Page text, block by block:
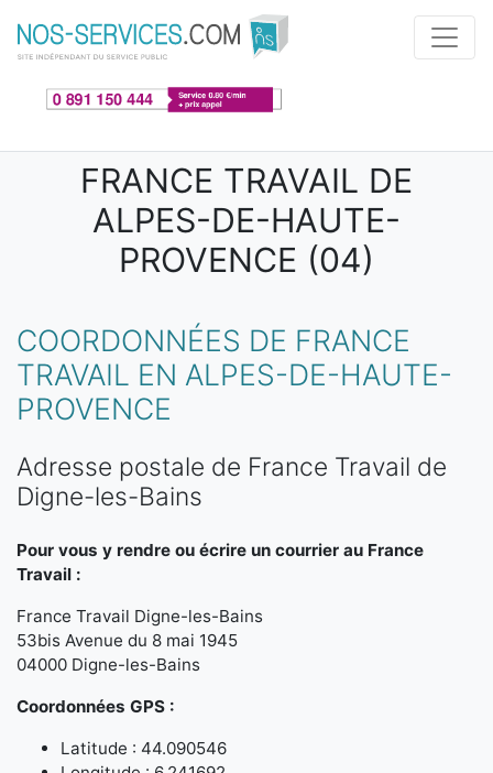
Aller au contenu principal
FRANCE TRAVAIL DE
ALPES-DE-HAUTE-
PROVENCE (04)
COORDONNÉES DE FRANCE
TRAVAIL EN ALPES-DE-HAUTE-
PROVENCE
Adresse postale de France Travail de
Digne-les-Bains
Pour vous y rendre ou écrire un courrier au France
Travail :
France Travail Digne-les-Bains
53bis Avenue du 8 mai 1945
04000 Digne-les-Bains
Coordonnées GPS :
Latitude : 44.090546